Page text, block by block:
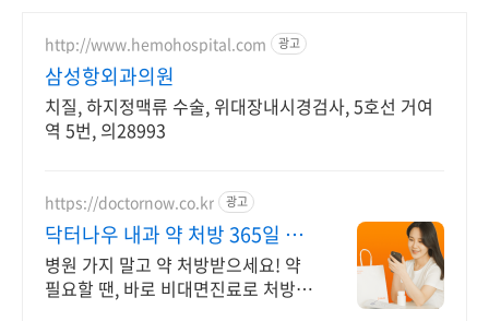
http://www.hemohospital.com 광고
삼성항외과의원
치질, 하지정맥류 수술, 위대장내시경검사, 5호선 거여
역 5번, 의28993
https://doctornow.co.kr 광고
닥터나우 내과 약 처방 365일 24
시간 진료가능
병원 가지 말고 약 처방받으세요! 약
필요할 땐, 바로 비대면진료로 처방